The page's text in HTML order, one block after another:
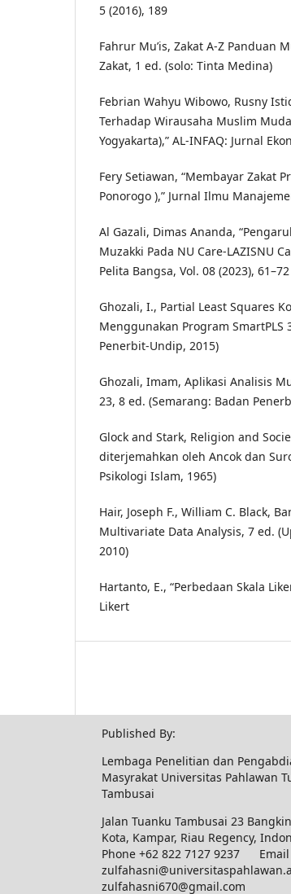
5 (2016), 189
Fahrur Mu’is, Zakat A-Z Panduan
Zakat, 1 ed. (solo: Tinta Medina)
Febrian Wahyu Wibowo, Rusny
Terhadap Wirausaha Muslim
Yogyakarta),” AL-INFAQ: Jurnal
Fery Setiawan, “Membayar Zakat
Ponorogo ),” Jurnal Ilmu
Al Gazali, Dimas Ananda,
Muzakki Pada NU Care-LAZISNU
Pelita Bangsa, Vol. 08 (2023), 61–72
Ghozali, I., Partial Least Squares
Menggunakan Program
Penerbit-Undip, 2015)
Ghozali, Imam, Aplikasi Analisis
23, 8 ed. (Semarang: Badan
Glock and Stark, Religion and
diterjemahkan oleh Ancok dan
Psikologi Islam, 1965)
Hair, Joseph F., William C. Black,
Multivariate Data Analysis, 7 ed.
2010)
Hartanto, E., “Perbedaan Skala
Likert
Published By:
Lembaga Penelitian dan
Masyrakat Universitas Pahlawan
Tambusai
Jalan Tuanku Tambusai 23
Kota, Kampar, Riau Regency,
Phone +62 822 7127 9237 Email
zulfahasni670@gmail.com